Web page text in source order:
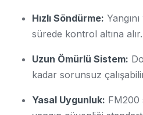
Hızlı Söndürme:
sürede kontrol altına alır.
Uzun Ömürlü Sistem:
kadar sorunsuz
Yasal Uygunluk: FM200